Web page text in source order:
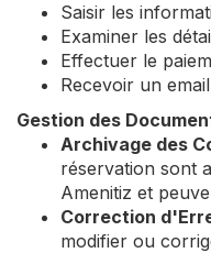
Saisir les
Examiner les
Effectuer le
Recevoir un
Gestion des
Archivage des
réservation sont
Amenitiz et
Correction
modifier ou